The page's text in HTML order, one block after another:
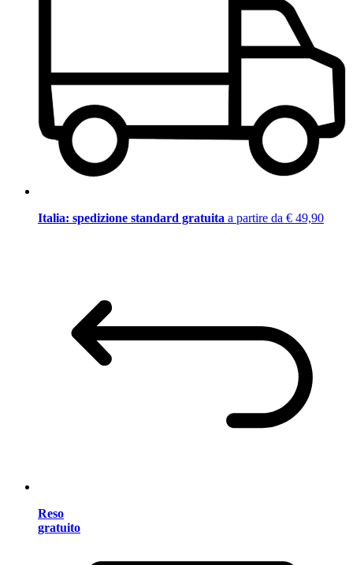
Italia: spedizione standard gratuita a partire da € 49,90
Reso
gratuito